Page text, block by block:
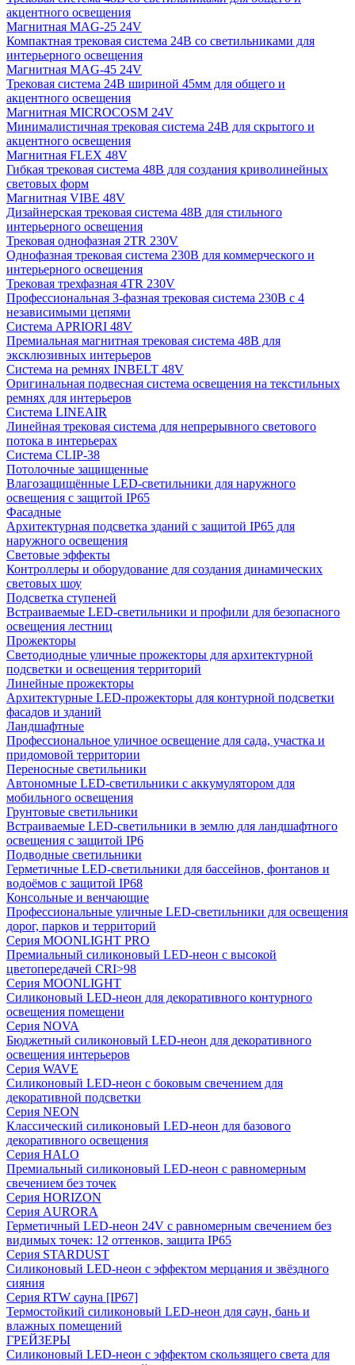
акцентного освещения
Магнитная MAG-25 24V
Компактная трековая система 24В со светильниками для
интерьерного освещения
Магнитная MAG-45 24V
Трековая система 24В шириной 45мм для общего и
акцентного освещения
Магнитная MICROCOSM 24V
Минималистичная трековая система 24В для скрытого и
акцентного освещения
Магнитная FLEX 48V
Гибкая трековая система 48В для создания криволинейных
световых форм
Магнитная VIBE 48V
Дизайнерская трековая система 48В для стильного
интерьерного освещения
Трековая однофазная 2TR 230V
Однофазная трековая система 230В для коммерческого и
интерьерного освещения
Трековая трехфазная 4TR 230V
Профессиональная 3-фазная трековая система 230В с 4
независимыми цепями
Система APRIORI 48V
Премиальная магнитная трековая система 48В для
эксклюзивных интерьеров
Система на ремнях INBELT 48V
Оригинальная подвесная система освещения на текстильных
ремнях для интерьеров
Система LINEAIR
Линейная трековая система для непрерывного светового
потока в интерьерах
Система CLIP-38
Потолочные защищенные
Влагозащищённые LED-светильники для наружного
освещения с защитой IP65
Фасадные
Архитектурная подсветка зданий с защитой IP65 для
наружного освещения
Световые эффекты
Контроллеры и оборудование для создания динамических
световых шоу
Подсветка ступеней
Встраиваемые LED-светильники и профили для безопасного
освещения лестниц
Прожекторы
Светодиодные уличные прожекторы для архитектурной
подсветки и освещения территорий
Линейные прожекторы
Архитектурные LED-прожекторы для контурной подсветки
фасадов и зданий
Ландшафтные
Профессиональное уличное освещение для сада, участка и
придомовой территории
Переносные светильники
Автономные LED-светильники с аккумулятором для
мобильного освещения
Грунтовые светильники
Встраиваемые LED-светильники в землю для ландшафтного
освещения с защитой IP6
Подводные светильники
Герметичные LED-светильники для бассейнов, фонтанов и
водоёмов с защитой IP68
Консольные и венчающие
Профессиональные уличные LED-светильники для освещения
дорог, парков и территорий
Серия MOONLIGHT PRO
Премиальный силиконовый LED-неон с высокой
цветопередачей CRI>98
Серия MOONLIGHT
Силиконовый LED-неон для декоративного контурного
освещения помещени
Серия NOVA
Бюджетный силиконовый LED-неон для декоративного
освещения интерьеров
Серия WAVE
Силиконовый LED-неон с боковым свечением для
декоративной подсветки
Серия NEON
Классический силиконовый LED-неон для базового
декоративного освещения
Серия HALO
Премиальный силиконовый LED-неон с равномерным
свечением без точек
Серия HORIZON
Серия AURORA
Герметичный LED-неон 24V с равномерным свечением без
видимых точек: 12 оттенков, защита IP65
Серия STARDUST
Силиконовый LED-неон с эффектом мерцания и звёздного
сияния
Серия RTW сауна [IP67]
Термостойкий силиконовый LED-неон для саун, бань и
влажных помещений
ГРЕЙЗЕРЫ
Силиконовый LED-неон с эффектом скользящего света для